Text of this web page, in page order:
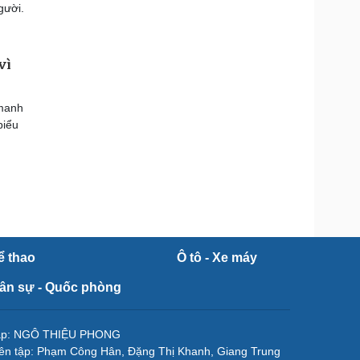
thao Ô tô - Xe máy
sự - Quốc phòng
NGÔ THIỆU PHONG
tập: Phạm Công Hân, Đặng Thị Khanh, Giang Trung